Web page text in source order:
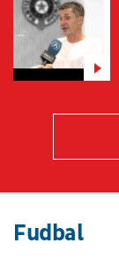
Fudbal